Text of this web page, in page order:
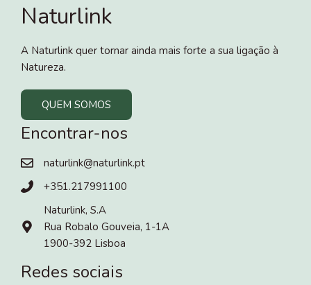
Naturlink
A Naturlink quer tornar ainda mais forte a sua ligação à
Natureza.
QUEM SOMOS
Encontrar-nos
naturlink@naturlink.pt
+351.217991100
Naturlink, S.A
Rua Robalo Gouveia, 1-1A
1900-392 Lisboa
Redes sociais